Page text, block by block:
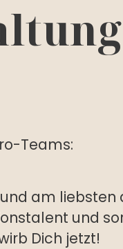
Teams:
am liebsten
und
Dich jetzt!